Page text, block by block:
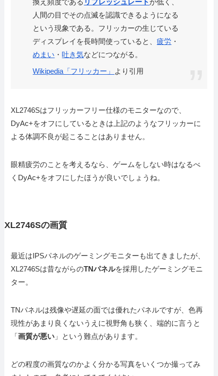
人間の目でその点滅を認識できるようになる
という現象である。フリッカーの生じている
ディスプレイを長時間使っていると、疲労 ・
めまい ・吐き気などにつながる。
Wikipedia「フリッカー」 より引用
XL2746Sはフリッカーフリー仕様のモニターなので、
DyAc+をオフにしているときは上記のようなフリッカーに
よる体調不良が起こることはありません。
眼精疲労のことを考えるなら、ゲームをしない時はなるべ
くDyAc+をオフにしたほうが良いでしょうね。
XL2746Sの画質
最近はIPSパネルのゲーミングモニターも出てきましたが、
XL2746Sは昔ながらのTNパネルを採用したゲーミングモニ
ター。
TNパネルは残像や遅延の面では優れたパネルですが、色再
現性があまり良くないうえに視野角も狭く、端的に言うと
「画質が悪い 」という難点があります。
どの程度の画質なのかよく分かる写真をいくつか撮ってみ